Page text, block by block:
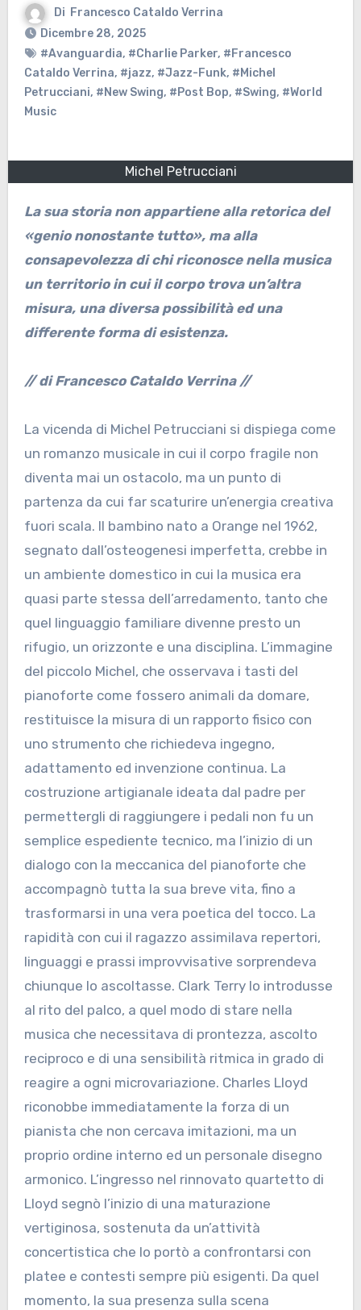
Di Francesco Cataldo Verrina
Dicembre 28, 2025
#Avanguardia, #Charlie Parker, #Francesco
Cataldo Verrina, #jazz, #Jazz-Funk, #Michel
Petrucciani, #New Swing, #Post Bop, #Swing, #World
Music
Michel Petrucciani
La sua storia non appartiene alla retorica del
«genio nonostante tutto», ma alla
consapevolezza di chi riconosce nella musica
un territorio in cui il corpo trova un’altra
misura, una diversa possibilità ed una
differente forma di esistenza.
// di Francesco Cataldo Verrina //
La vicenda di Michel Petrucciani si dispiega come
un romanzo musicale in cui il corpo fragile non
diventa mai un ostacolo, ma un punto di
partenza da cui far scaturire un’energia creativa
fuori scala. Il bambino nato a Orange nel 1962,
segnato dall’osteogenesi imperfetta, crebbe in
un ambiente domestico in cui la musica era
quasi parte stessa dell’arredamento, tanto che
quel linguaggio familiare divenne presto un
rifugio, un orizzonte e una disciplina. L’immagine
del piccolo Michel, che osservava i tasti del
pianoforte come fossero animali da domare,
restituisce la misura di un rapporto fisico con
uno strumento che richiedeva ingegno,
adattamento ed invenzione continua. La
costruzione artigianale ideata dal padre per
permettergli di raggiungere i pedali non fu un
semplice espediente tecnico, ma l’inizio di un
dialogo con la meccanica del pianoforte che
accompagnò tutta la sua breve vita, fino a
trasformarsi in una vera poetica del tocco. La
rapidità con cui il ragazzo assimilava repertori,
linguaggi e prassi improvvisative sorprendeva
chiunque lo ascoltasse. Clark Terry lo introdusse
al rito del palco, a quel modo di stare nella
musica che necessitava di prontezza, ascolto
reciproco e di una sensibilità ritmica in grado di
reagire a ogni microvariazione. Charles Lloyd
riconobbe immediatamente la forza di un
pianista che non cercava imitazioni, ma un
proprio ordine interno ed un personale disegno
armonico. L’ingresso nel rinnovato quartetto di
Lloyd segnò l’inizio di una maturazione
vertiginosa, sostenuta da un’attività
concertistica che lo portò a confrontarsi con
platee e contesti sempre più esigenti. Da quel
momento, la sua presenza sulla scena